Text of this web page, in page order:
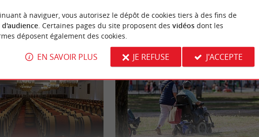
VOUS AIMEREZAUSSI
à naviguer, vous autorisez le dépôt de cookies tiers à des fins de
d'audience. Certaines pages du site proposent des vidéosdont les
déposent également des cookies.
EN SAVOIR PLUS JE REFUSE J'ACCEPTE